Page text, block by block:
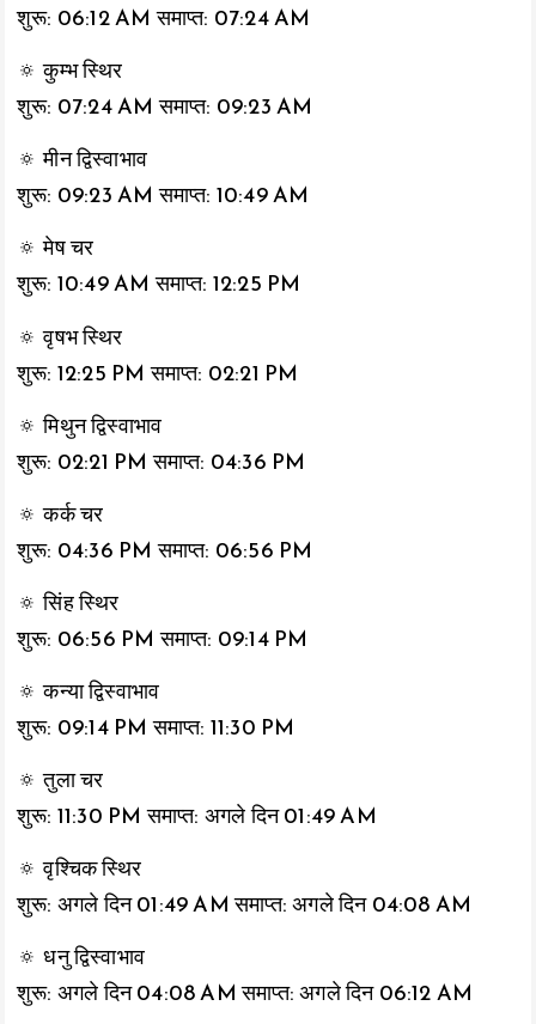
शुरू: 06:12 AM समाप्त: 07:24 AM
🔅 कुम्भ स्थिर
शुरू: 07:24 AM समाप्त: 09:23 AM
🔅 मीन द्विस्वाभाव
शुरू: 09:23 AM समाप्त: 10:49 AM
🔅 मेष चर
शुरू: 10:49 AM समाप्त: 12:25 PM
🔅 वृषभ स्थिर
शुरू: 12:25 PM समाप्त: 02:21 PM
🔅 मिथुन द्विस्वाभाव
शुरू: 02:21 PM समाप्त: 04:36 PM
🔅 कर्क चर
शुरू: 04:36 PM समाप्त: 06:56 PM
🔅 सिंह स्थिर
शुरू: 06:56 PM समाप्त: 09:14 PM
🔅 कन्या द्विस्वाभाव
शुरू: 09:14 PM समाप्त: 11:30 PM
🔅 तुला चर
शुरू: 11:30 PM समाप्त: अगले दिन 01:49 AM
🔅 वृश्चिक स्थिर
शुरू: अगले दिन 01:49 AM समाप्त: अगले दिन 04:08 AM
🔅 धनु द्विस्वाभाव
शुरू: अगले दिन 04:08 AM समाप्त: अगले दिन 06:12 AM